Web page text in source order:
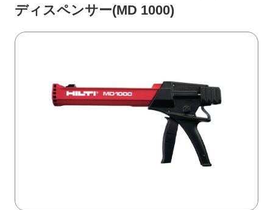
ディスペンサー(MD 1000)